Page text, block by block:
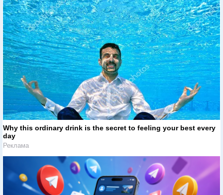
Why this ordinary drink is the secret to feeling your best every
day
Реклама